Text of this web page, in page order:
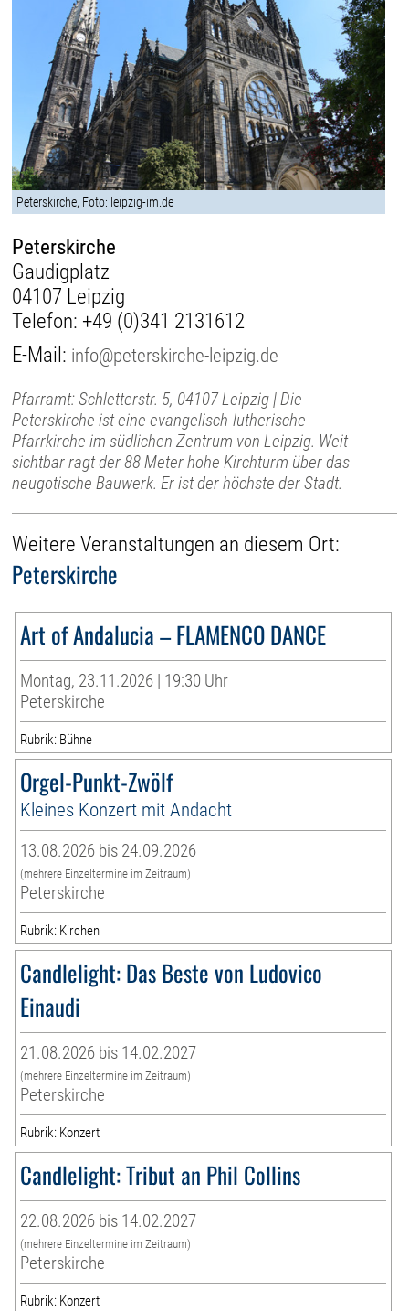
Peterskirche, Foto: leipzig-im.de
Peterskirche
Gaudigplatz
04107 Leipzig
Telefon: +49 (0)341 2131612
E-Mail: info@peterskirche-leipzig.de
Pfarramt: Schletterstr. 5, 04107 Leipzig | Die
Peterskirche ist eine evangelisch-lutherische
Pfarrkirche im südlichen Zentrum von Leipzig. Weit
sichtbar ragt der 88 Meter hohe Kirchturm über das
neugotische Bauwerk. Er ist der höchste der Stadt.
Weitere Veranstaltungen an diesem Ort:
Peterskirche
Art of Andalucia – FLAMENCO DANCE
Montag, 23.11.2026 | 19:30 Uhr
Peterskirche
Rubrik: Bühne
Orgel-Punkt-Zwölf
Kleines Konzert mit Andacht
13.08.2026 bis 24.09.2026
(mehrere Einzeltermine im Zeitraum)
Peterskirche
Rubrik: Kirchen
Candlelight: Das Beste von Ludovico
Einaudi
21.08.2026 bis 14.02.2027
(mehrere Einzeltermine im Zeitraum)
Peterskirche
Rubrik: Konzert
Candlelight: Tribut an Phil Collins
22.08.2026 bis 14.02.2027
(mehrere Einzeltermine im Zeitraum)
Peterskirche
Rubrik: Konzert